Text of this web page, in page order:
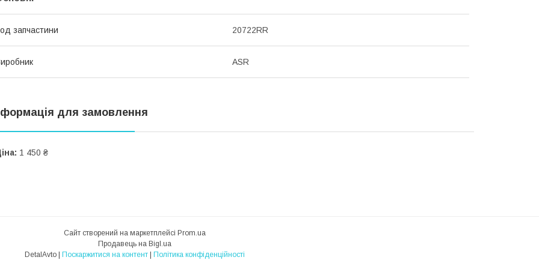
запчастини 20722RR
ASR
для замовлення
1 450 ₴
Сайт створений на маркетплейсі Prom.ua
Продавець на Bigl.ua
Поскаржитися на контент Політика конфіденційності